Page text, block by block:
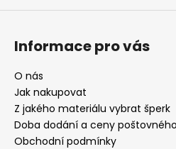
Informace pro vás
O nás
Jak nakupovat
Z jakého materiálu vybrat šperk
Doba dodání a ceny poštovného
Obchodní podmínky